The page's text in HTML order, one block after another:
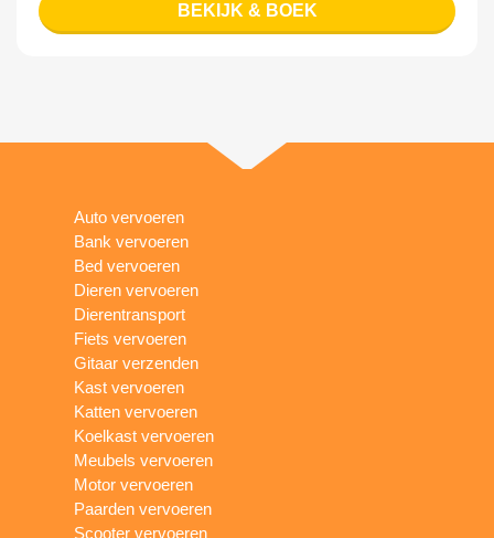
BEKIJK & BOEK
Auto vervoeren
Bank vervoeren
Bed vervoeren
Dieren vervoeren
Dierentransport
Fiets vervoeren
Gitaar verzenden
Kast vervoeren
Katten vervoeren
Koelkast vervoeren
Meubels vervoeren
Motor vervoeren
Paarden vervoeren
Scooter vervoeren